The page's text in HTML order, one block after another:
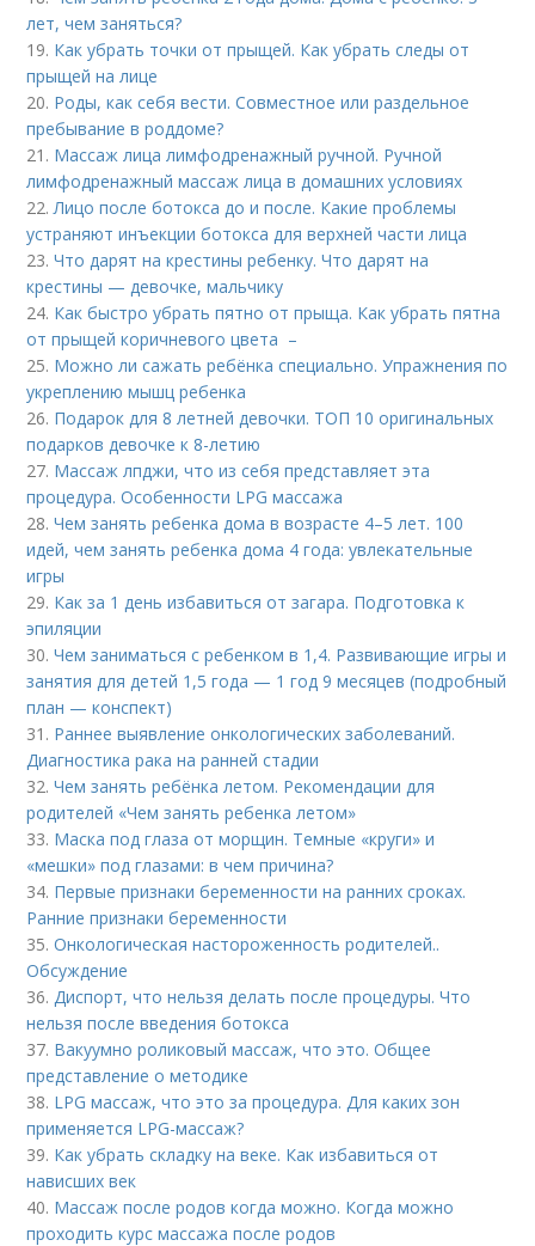
лет, чем заняться?
19. Как убрать точки от прыщей. Как убрать следы от
прыщей на лице
20. Роды, как себя вести. Совместное или раздельное
пребывание в роддоме?
21. Массаж лица лимфодренажный ручной. Ручной
лимфодренажный массаж лица в домашних условиях
22.Лицо после ботокса до и после. Какие проблемы
устраняют инъекции ботокса для верхней части лица
23.Что дарят на крестины ребенку. Что дарят на
крестины — девочке, мальчику
24. Как быстро убрать пятно от прыща. Как убрать пятна
от прыщей коричневого цвета –
25. Можно ли сажать ребёнка специально. Упражнения по
укреплению мышц ребенка
26. Подарок для 8 летней девочки. ТОП 10 оригинальных
подарков девочке к 8-летию
27. Массаж лпджи, что из себя представляет эта
процедура. Особенности LPG массажа
28.Чем занять ребенка дома в возрасте 4–5 лет. 100
идей, чем занять ребенка дома 4 года: увлекательные
игры
29. Как за 1 день избавиться от загара. Подготовка к
эпиляции
30.Чем заниматься с ребенком в 1,4. Развивающие игры и
занятия для детей 1,5 года — 1 год 9 месяцев (подробный
план — конспект)
31. Раннее выявление онкологических заболеваний.
Диагностика рака на ранней стадии
32.Чем занять ребёнка летом. Рекомендации для
родителей «Чем занять ребенка летом»
33. Маска под глаза от морщин. Темные «круги» и
«мешки» под глазами: в чем причина?
34. Первые признаки беременности на ранних сроках.
Ранние признаки беременности
35.Онкологическая настороженность родителей..
Обсуждение
36.Диспорт, что нельзя делать после процедуры. Что
нельзя после введения ботокса
37. Вакуумно роликовый массаж, что это. Общее
представление о методике
38. LPG массаж, что это за процедура. Для каких зон
применяется LPG-массаж?
39. Как убрать складку на веке. Как избавиться от
нависших век
40. Массаж после родов когда можно. Когда можно
проходить курс массажа после родов